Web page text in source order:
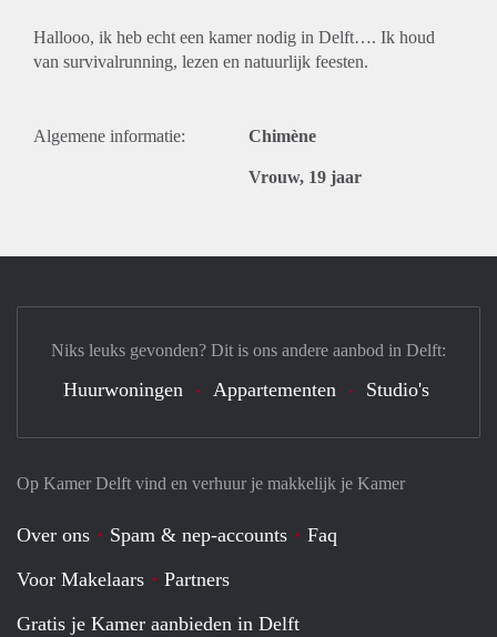
Hallooo, ik heb echt een kamer nodig in Delft…. Ik houd
van survivalrunning, lezen en natuurlijk feesten.
Algemene informatie: Chimène
Vrouw, 19 jaar
Op Kamer Delft vind en verhuur je makkelijk je Kamer
Over ons Spam & nep-accounts
Faq
Voor Makelaars
Partners
Gratis je Kamer aanbieden in Delft
Niks leuks gevonden? Dit is ons andere aanbod in Delft:
Huurwoningen Appartementen Studio's